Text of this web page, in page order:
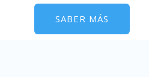
SABER MÁS